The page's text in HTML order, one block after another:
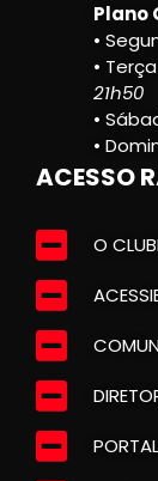
Plano
•
•
21h50
•
•
ACESSO
O